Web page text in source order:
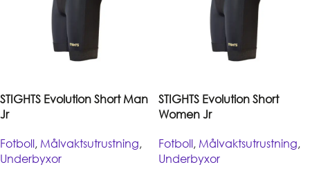
STIGHTS Evolution Short Man
Jr
Fotboll, Målvaktsutrustning,
Underbyxor
STIGHTS Evolution Short
Women Jr
Fotboll, Målvaktsutrustning,
Underbyxor